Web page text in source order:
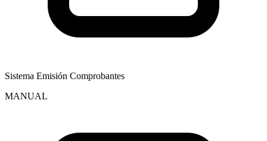
Sistema Emisión Comprobantes
MANUAL